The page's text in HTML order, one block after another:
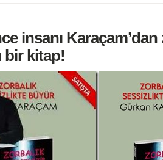
insanı Karaçam’dan
bir kitap!